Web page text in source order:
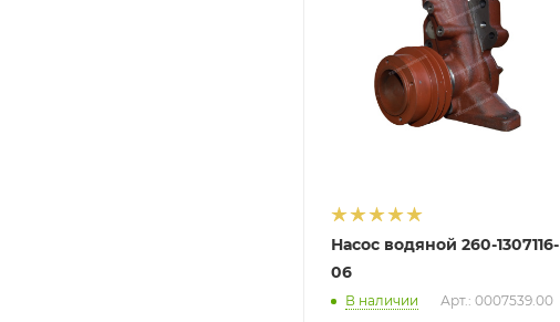
Насос водяной 260-1307116-
06
В наличии Арт.: 0007539.00